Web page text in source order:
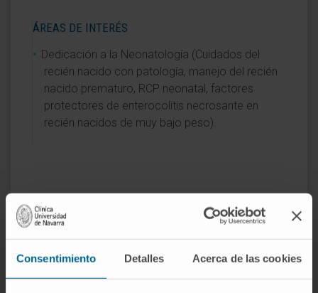
Consentimiento Detalles Acerca de las cookies
ÁREAS DE INTERÉS
Dedicación a la Neonatología (Cuidados del
recién nacido con patología, manejo del recién
nacido prematuro, RCP neonatal, factores
protectores de enterocolitis necrosante en
recién nacidos de muy bajo peso).
Actividad